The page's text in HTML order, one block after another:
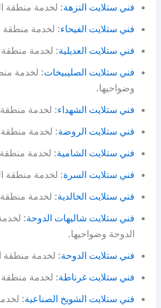
فني ستلايت النزهة: لخدمة منطقة
فني ستلايت الفيحاء: لخدمة منطقة
فني ستلايت العديلية: لخدمة منطقة
فني ستلايت الصليبيخات: لخدمة
وضواحيها.
فني ستلايت الشهداء: لخدمة منطقة
فني ستلايت الروضة: لخدمة
فني ستلايت الشامية: لخدمة
فني ستلايت السرة: لخدمة منطقة
فني ستلايت الخالدية: لخدمة منطقة
فني ستلايت شاليهات الدوحة:
الدوحة وضواحيها.
فني ستلايت الدوحة: لخدمة منطقة
فني ستلايت غرناطة: لخدمة منطقة
فني ستلايت الشويخ الصناعية: